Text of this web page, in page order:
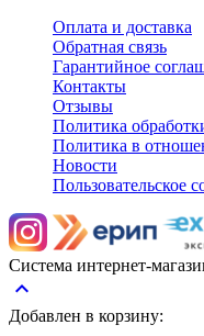
Оплата и доставка
Обратная связь
Гарантийное
Контакты
Отзывы
Политика
Политика в
Новости
Пользовательское
Система интернет-
keyboard_arrow_up
Добавлен в корзину: